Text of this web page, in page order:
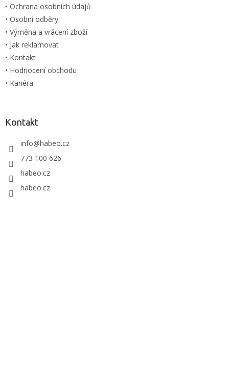
• Ochrana osobních údajů
• Osobní odběry
• Výměna a vrácení zboží
• Jak reklamovat
• Kontakt
• Hodnocení obchodu
• Kariéra
Kontakt
info@habeo.cz
773 100 626
habeo.cz
habeo.cz